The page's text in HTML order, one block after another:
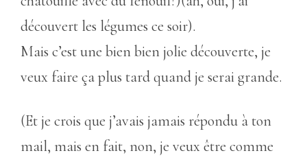
découvert les légumes ce soir).
Mais c’est une bien bien jolie découverte, je
veux faire ça plus tard quand je serai grande.
(Et je crois que j’avais jamais répondu à ton
mail, mais en fait, non, je veux être comme